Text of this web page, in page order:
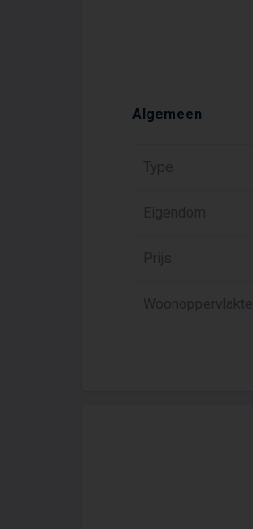
Algemeen
Type
Eigendom
Prijs
Woonoppervlakte